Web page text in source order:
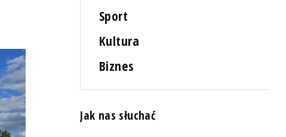
Sport
Kultura
Biznes
Jak nas słuchać